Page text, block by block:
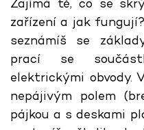
zařízení a jak
seznámíš se
prací se
elektrickými obvody.
nepájivým polem
pájkou a s deskami